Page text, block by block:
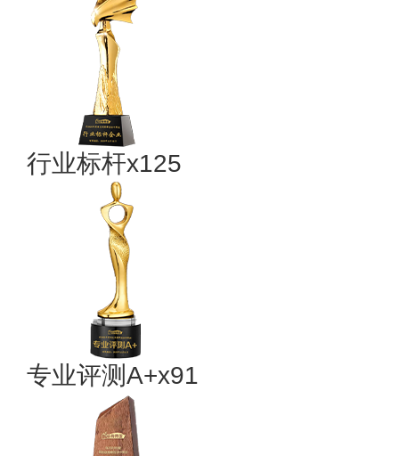
行业标杆x125
专业评测A+x91